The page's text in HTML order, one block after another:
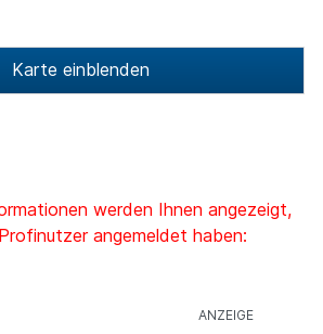
Karte einblenden
werden Ihnen angezeigt,
angemeldet haben: